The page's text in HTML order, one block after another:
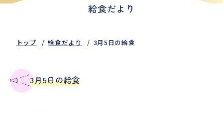
給食だより
トップ 給食だより 3月5日の給食
3月5日の給食